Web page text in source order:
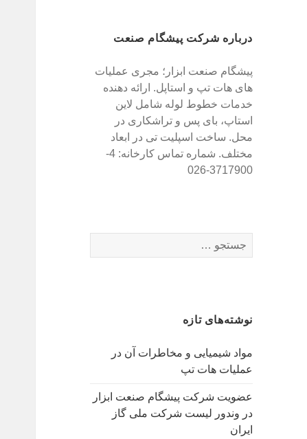
درباره شرکت پیشگام صنعت
پیشگام صنعت ابزار؛ مجری عملیات
های هات تپ و استاپل. ارائه دهنده
خدمات خطوط لوله شامل لاین
استاپ، بای پس و تراشکاری در
محل. ساخت اسپلیت تی در ابعاد
مختلف. شماره تماس کارخانه: 4-
3717900-026
س
ب
ا
ی
نوشته‌های تازه
مواد شیمیایی و مخاطرات آن در
عملیات هات تپ
عضویت شرکت پیشگام صنعت ابزار
در وندور لیست شرکت ملی گاز
ایران